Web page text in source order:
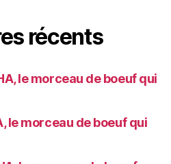
récents
le morceau de boeuf qui
le morceau de boeuf qui